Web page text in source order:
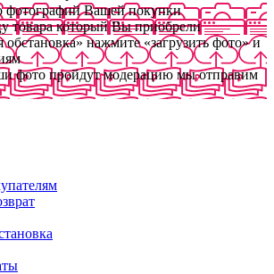
фотографий Вашей покупки
товара который Вы приобрели
нажмите «загрузить фото» и
фото пройдут модерацию мы отправим